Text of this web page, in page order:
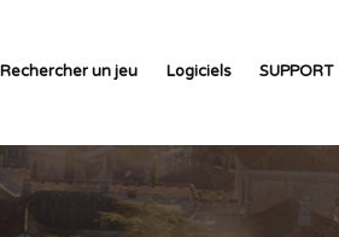
Rechercher un jeu Logiciels SUPPORT